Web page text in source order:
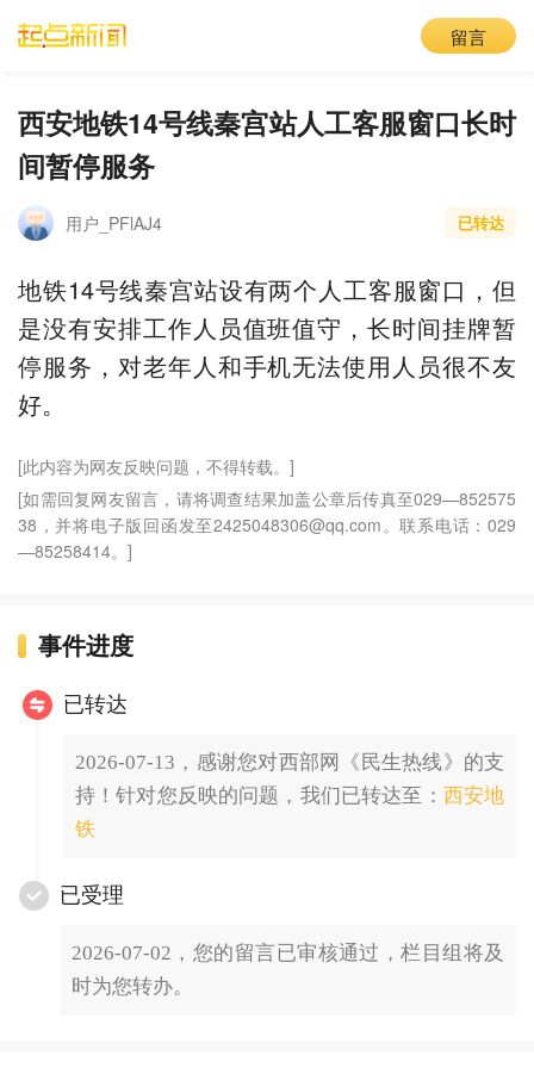
留言
西安地铁14号线秦宫站人工客服窗口长时
间暂停服务
用户_PFlAJ4 已转达
地铁14号线秦宫站设有两个人工客服窗口，但
是没有安排工作人员值班值守，长时间挂牌暂
停服务，对老年人和手机无法使用人员很不友
好。
[此内容为网友反映问题，不得转载。]
[如需回复网友留言，请将调查结果加盖公章后传真至029—852575
38，并将电子版回函发至2425048306@qq.com。联系电话：029
—85258414。]
事件进度
已转达
2026-07-13，感谢您对西部网《民生热线》的支
持！针对您反映的问题，我们已转达至： 西安地
铁
已受理
2026-07-02，您的留言已审核通过，栏目组将及
时为您转办。